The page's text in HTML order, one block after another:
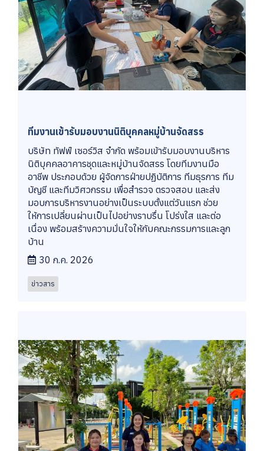
ทีมงานเข้ารับมอบงานนิติบุคคลหมู่บ้านจัดสรร
บริษัท ทัฟฟ์ เซอร์วิส จำกัด พร้อมเข้ารับมอบงานบริหาร
นิติบุคคลอาคารชุดและหมู่บ้านจัดสรร โดยทีมงานมือ
อาชีพ ประกอบด้วย ผู้จัดการฝ่ายปฏิบัติการ ทีมธุรการ ทีม
บัญชี และทีมวิศวกรรม เพื่อสำรวจ ตรวจสอบ และส่ง
มอบการบริหารงานอย่างเป็นระบบตั้งแต่วันแรก ช่วย
ให้การเปลี่ยนผ่านเป็นไปอย่างราบรื่น โปร่งใส และต่อ
เนื่อง พร้อมสร้างความมั่นใจให้กับคณะกรรมการและลูก
บ้าน
30 ก.ค. 2026
ข่าวสาร